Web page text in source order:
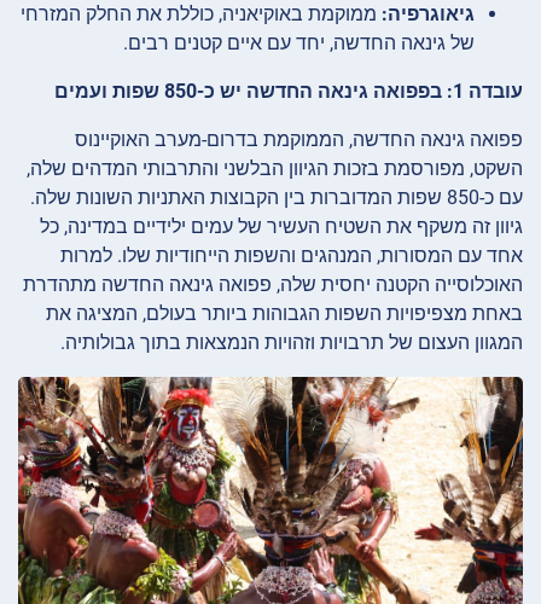
גיאוגרפיה: ממוקמת באוקיאניה, כוללת את החלק המזרחי
של גינאה החדשה, יחד עם איים קטנים רבים.
עובדה 1: בפפואה גינאה החדשה יש כ-850 שפות ועמים
פפואה גינאה החדשה, הממוקמת בדרום-מערב האוקיינוס
השקט, מפורסמת בזכות הגיוון הבלשני והתרבותי המדהים שלה,
עם כ-850 שפות המדוברות בין הקבוצות האתניות השונות שלה.
גיוון זה משקף את השטיח העשיר של עמים ילידיים במדינה, כל
אחד עם המסורות, המנהגים והשפות הייחודיות שלו. למרות
האוכלוסייה הקטנה יחסית שלה, פפואה גינאה החדשה מתהדרת
באחת מצפיפויות השפות הגבוהות ביותר בעולם, המציגה את
המגוון העצום של תרבויות וזהויות הנמצאות בתוך גבולותיה.